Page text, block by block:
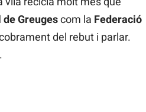
Greugescom la Federació
del rebut i parlar.